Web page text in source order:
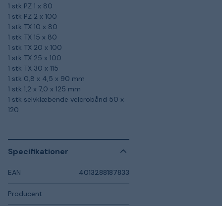
1 stk PZ 1 x 80
1 stk PZ 2 x 100
1 stk TX 10 x 80
1 stk TX 15 x 80
1 stk TX 20 x 100
1 stk TX 25 x 100
1 stk TX 30 x 115
1 stk 0,8 x 4,5 x 90 mm
1 stk 1,2 x 7,0 x 125 mm
1 stk selvklæbende velcrobånd 50 x
120
Specifikationer
EAN 4013288187833
Producent